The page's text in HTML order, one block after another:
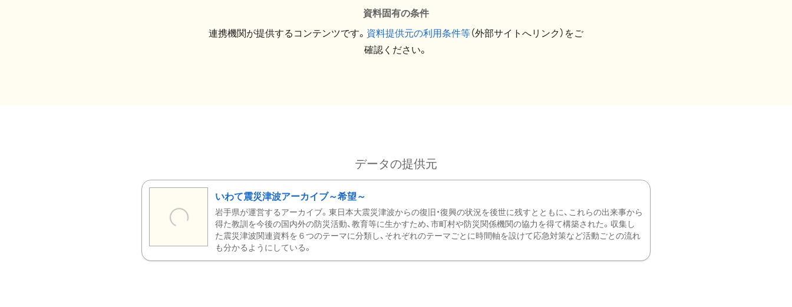
資料固有の条件
連携機関が提供するコンテンツです。 資料提供元の利用条件等（外部サイトへリンク）をご
確認ください。
データの提供元
いわて震災津波アーカイブ～希望～
岩手県が運営するアーカイブ。東日本大震災津波からの復旧・復興の状況を後世に残すとともに、これらの出来事から
得た教訓を今後の国内外の防災活動、教育等に生かすため、市町村や防災関係機関の協力を得て構築された。収集し
た震災津波関連資料を６つのテーマに分類し、それぞれのテーマごとに時間軸を設けて応急対策など活動ごとの流れ
も分かるようにしている。